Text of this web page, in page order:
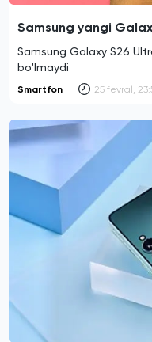
Samsung yangi
Samsung Galaxy S26
bo'lmaydi
Smartfon 25 fevral,